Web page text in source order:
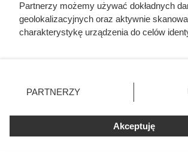
Szampony Schauma 400 ml w promocji
Biedronce. Sprawdź, do kiedy obowiązuje
Partnerzy możemy używać dokładnych
geolokalizacyjnych oraz aktywnie
charakterystykę urządzenia do celów
zmienić/wycofać klikając przycisk
znajdujący się w lewym dolnym rogu strony
rodzaje przetwarzania danych nie
użytkownika, ale masz prawo sprzeciwić
przetwarzaniu. Preferencje będą miały
PARTNERZY
Akceptuję